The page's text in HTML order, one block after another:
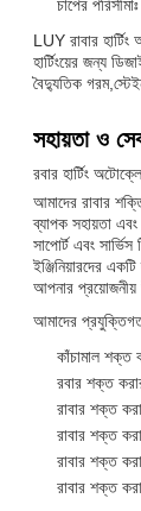
চাপের
LUY রাবার
হার্টিংয়ের জন্য
বৈদ্যুতিক
সহায়তা ও
রবার হার্টিং
আমাদের রাবার
ব্যাপক সহায়তা
সাপোর্ট এবং
ইঞ্জিনিয়ারদের
আপনার প্রয়োজনীয়
আমাদের
কাঁচামাল শক্ত
রবার শক্ত
রাবার শক্ত
রাবার শক্ত
রাবার শক্ত
রাবার শক্ত